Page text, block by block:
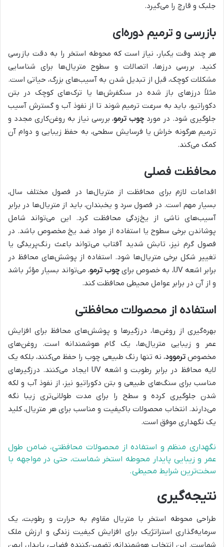
جلبک و قارچ را می‌گیرد.
بازرسی و ترمیم دوره‌ای
هر چند وقت یکبار، نیاز است که محوطه استخر را به دقت بازرسی
کنید. بررسی درزها، اتصالات و سطوح متریال‌ها برای شناسایی
مشکلات کوچک، قبل از تبدیل شدن به آسیب‌های بزرگ، حیاتی است.
مثلاً درزهای باز شده در سنگفرش‌ها یا ترک‌های کوچک در بتن
دکوراتیو، باید به سرعت ترمیم شوند تا از نفوذ آب و گسترش آسیب
جلوگیری شود. در مورد چوب ترمو، بررسی نیاز به روغن‌کاری مجدد و
ترمیم هرگونه خراش یا فرسایش سطحی، به حفظ زیبایی و دوام آن
کمک می‌کند.
محافظت فصلی
اقدامات لازم برای محافظت از متریال‌ها در فصول مختلف سال،
بسیار مهم است. در فصول سرد و یخبندان، باید از متریال‌ها در برابر
آسیب‌های ناشی از یخ‌زدگی محافظت کرد. این می‌تواند شامل
پوشاندن برخی سطوح یا استفاده از مواد ضد یخ مخصوص باشد. در
فصول گرم نیز، تابش شدید آفتاب می‌تواند باعث رنگ‌پریدگی یا
تغییر شکل برخی متریال‌ها شود. استفاده از پوشش‌های محافظ در
برابر اشعه UV، به خصوص برای
چوب ترمو، می‌تواند بسیار مؤثر باشد
و از آن در برابر عوامل محیطی محافظت کند.
استفاده از محصولات محافظتی
بهره‌گیری از روغن‌ها، درزگیرها و پوشش‌های محافظ برای افزایش
عمر و زیبایی متریال‌ها، یک گام هوشمندانه است. روغن‌های
مخصوصترموود، نه تنها رنگ طبیعی چوب را حفظ می‌کنند، بلکه یک
لایه محافظ در برابر رطوبت و اشعه UV ایجاد می‌کنند. درزگیرهای
مناسب برای سنگ‌های طبیعی و بتن دکوراتیو نیز، از نفوذ آب و لکه
شدن جلوگیری کرده و سطح را برای مدت طولانی‌تری زیبا نگه
می‌دارند. انتخاب محصولات باکیفیت و مناسب برای هر متریال، کلید
یک نگهداری موفق است.
نگهداری منظم و استفاده از محصولات محافظتی، ضامن طول
عمر و زیبایی پایدار محوطه استخر شماست، حتی در مواجهه با
سخت‌ترین شرایط محیطی.
نتیجه‌گیری
طراحی محوطه استخر با متریال مقاوم به حرارت و رطوبت، یک
سرمایه‌گذاری استراتژیک برای افزایش کیفیت زندگی و ارزش ملک